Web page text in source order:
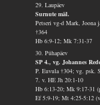
29. Laupäev
Surnute mäl.
Petseri vg-d Mark,
†364
Hb 6:9-12; Mk 7:31-37
30. Pühapäev
SP 4., vg. Johannes
P. Euvula †304; vg. psk.
7. v. HE Jh 20:1-10
Hb 6:13-20; Mk 9:17-31
Ef 5:9-19; Mt 4:25-5:12